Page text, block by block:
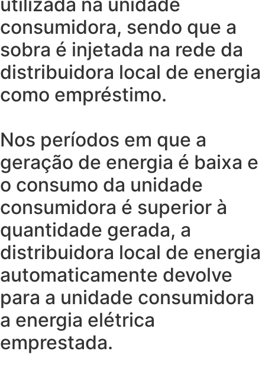
consumidora, sendo que a
sobra é injetada na rede da
distribuidora local de energia
como empréstimo.
Nos períodos em que a
geração de energia é baixa e
o consumo da unidade
consumidora é superior à
quantidade gerada, a
distribuidora local de energia
automaticamente devolve
para a unidade consumidora
a energia elétrica
emprestada.